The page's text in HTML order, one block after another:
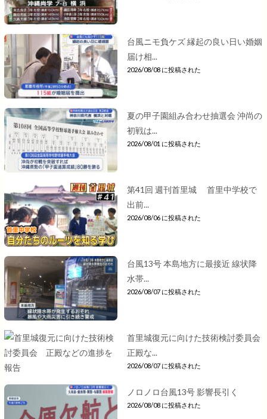
台風ニモ負ケズ 縁起の良い日い婚姻
届け相...
2026/08/08 に投稿された
夏の甲子園組み合わせ抽選会 沖尚の
初戦は...
2026/08/01 に投稿された
第41回 週刊首里城 首里中学校で
出前...
2026/08/06 に投稿された
台風13号 本島地方に最接近 線状降
水帯...
2026/08/07 に投稿された
首里城復元に向けた技術検討委員会
正殿な...
2026/08/07 に投稿された
ノロノロ台風13号 影響長引く
2026/08/08 に投稿された